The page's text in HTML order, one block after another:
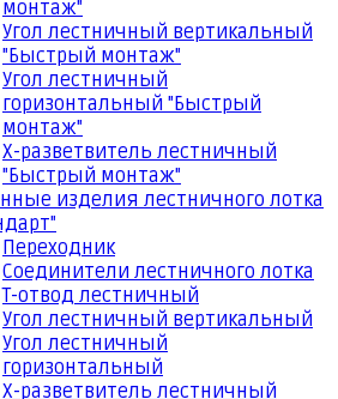
монтаж"
Угол лестничный вертикальный
"Быстрый монтаж"
Угол лестничный
горизонтальный "Быстрый
монтаж"
Х-разветвитель лестничный
"Быстрый монтаж"
изделия лестничного лотка
Переходник
Соединители лестничного лотка
Т-отвод лестничный
Угол лестничный вертикальный
Угол лестничный
горизонтальный
Х-разветвитель лестничный